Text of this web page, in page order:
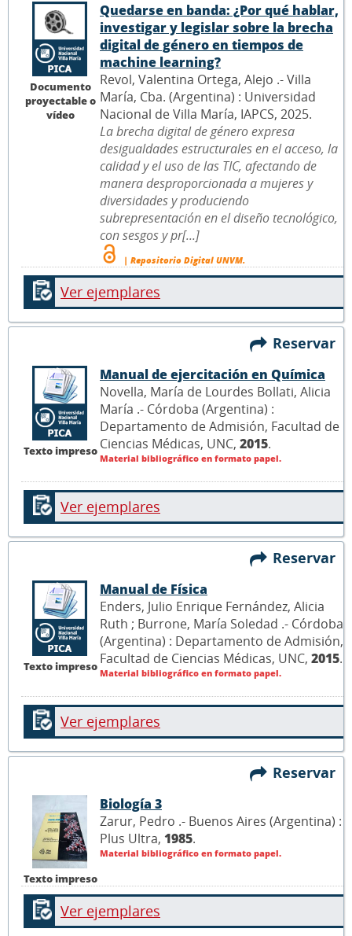
Documento
proyectable o
vídeo
Quedarse en banda: ¿Por qué hablar,
investigar y legislar sobre la brecha
digital de género en tiempos de
machine learning?
Revol, Valentina Ortega, Alejo .- Villa
María, Cba. (Argentina) : Universidad
Nacional de Villa María, IAPCS, 2025.
La brecha digital de género expresa
desigualdades estructurales en el acceso, la
calidad y el uso de las TIC, afectando de
manera desproporcionada a mujeres y
diversidades y produciendo
subrepresentación en el diseño tecnológico,
con sesgos y pr[...]
| Repositorio Digital UNVM.
Ver ejemplares
Reservar
Texto impreso
Manual de ejercitación en Química
Novella, María de Lourdes Bollati, Alicia
María .- Córdoba (Argentina) :
Departamento de Admisión, Facultad de
Ciencias Médicas, UNC, 2015.
Material bibliográfico en formato papel.
Ver ejemplares
Reservar
Texto impreso
Manual de Física
Enders, Julio Enrique Fernández, Alicia
Ruth ; Burrone, María Soledad .- Córdoba
(Argentina) : Departamento de Admisión,
Facultad de Ciencias Médicas, UNC, 2015.
Material bibliográfico en formato papel.
Ver ejemplares
Reservar
Texto impreso
Biología 3
Zarur, Pedro .- Buenos Aires (Argentina) :
Plus Ultra, 1985.
Material bibliográfico en formato papel.
Ver ejemplares